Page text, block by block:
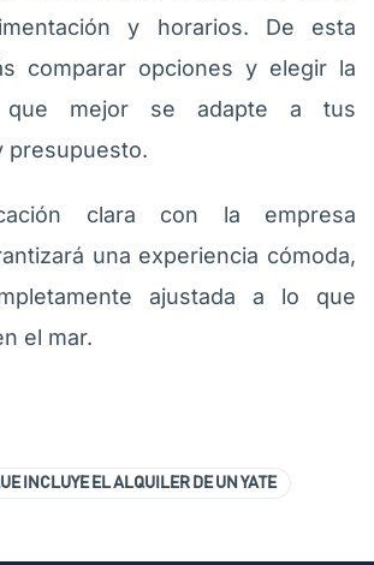
y horarios. De esta
comparar opciones y elegir la
que mejor se adapte a tus
presupuesto.
clara con la empresa
una experiencia cómoda,
ajustada a lo que
el mar.
INCLUYE EL ALQUILER DE UN YATE